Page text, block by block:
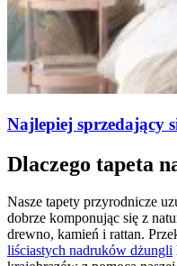
Najlepiej sprzedający
Dlaczego tapeta
Nasze tapety przyrodnicze
dobrze komponując się z
drewno, kamień i rattan.
liściastych nadruków dżungli